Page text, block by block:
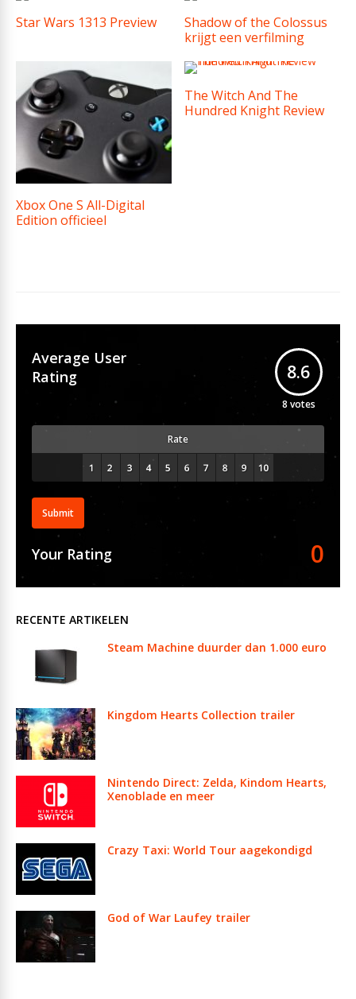
Star Wars 1313 Preview
Shadow of the Colossus
krijgt een verfilming
Xbox One S All-Digital
Edition officieel
The Witch And The
Hundred Knight Review
Average User
Rating
8.6
8 votes
Rate
Submit
Your Rating 0
RECENTE ARTIKELEN
Steam Machine duurder dan 1.000 euro
Kingdom Hearts Collection trailer
Nintendo Direct: Zelda, Kindom Hearts,
Xenoblade en meer
Crazy Taxi: World Tour aagekondigd
God of War Laufey trailer